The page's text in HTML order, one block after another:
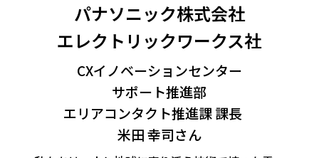
パナソニック株式会社
エレクトリックワークス社
CXイノベーションセンター
サポート推進部
エリアコンタクト推進課 課長
米田 幸司さん